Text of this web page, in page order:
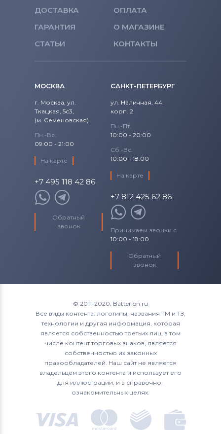
ДОСТАВКА
ОПЛАТА
ГАРАНТИЯ
О МАГАЗИНЕ
СТАТЬИ
КОНТАКТЫ
МОСКВА
г. Москва, ул.
Ткацкая, 5с3,
(м. Семеновская)
Пн.-Вс.
09:00 - 21:00
На карте
+7 495 118 42 86
Обратный
звонок
САНКТ-ПЕТЕРБУРГ
ул. Наличная, 44,
корп. 2
Пн.-Пт.
10:00 - 20:00
Сб.-Вс.
10:00 - 18:00
На карте
+7 812 425 62 86
Принимаем звонки с
10:00 - 18:00
Обратный
звонок
© 2011-2020. Batterion.ru
Все виды контента: логотипы, названия ТМ и ТЗ,
технологии и другая информация, которая
является собственностью третьих лиц, в том
числе контент торговых знаков, является
собственностью их законных
правообладателей. Наш сайт не является
владельцем этого контента и использует его
для иллюстрации, и в справочно-
ознакомительных целях.